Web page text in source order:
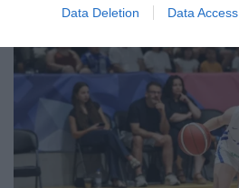
Data Deletion Data Access